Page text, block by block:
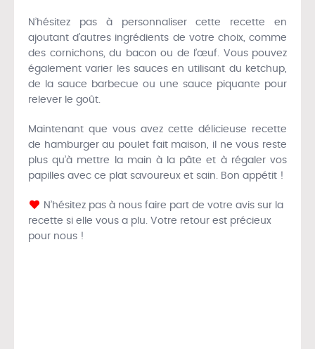
N’hésitez pas à personnaliser cette recette en
ajoutant d’autres ingrédients de votre choix, comme
des cornichons, du bacon ou de l’œuf. Vous pouvez
également varier les sauces en utilisant du ketchup,
de la sauce barbecue ou une sauce piquante pour
relever le goût.
Maintenant que vous avez cette délicieuse recette
de hamburger au poulet fait maison, il ne vous reste
plus qu’à mettre la main à la pâte et à régaler vos
papilles avec ce plat savoureux et sain. Bon appétit !
N’hésitez pas à nous faire part de votre avis sur la
recette si elle vous a plu. Votre retour est précieux
pour nous !